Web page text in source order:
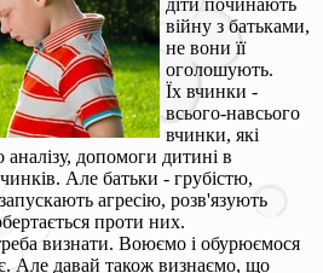
війну з батьками,
не вони її
оголошують.
Їх вчинки -
всього-навсього
вчинки, які
аналізу, допомоги дитині в
Але батьки - грубістю,
агресію, розв'язують
проти них.
визнати. Воюємо і обурюємося
Але давай також визнаємо, що